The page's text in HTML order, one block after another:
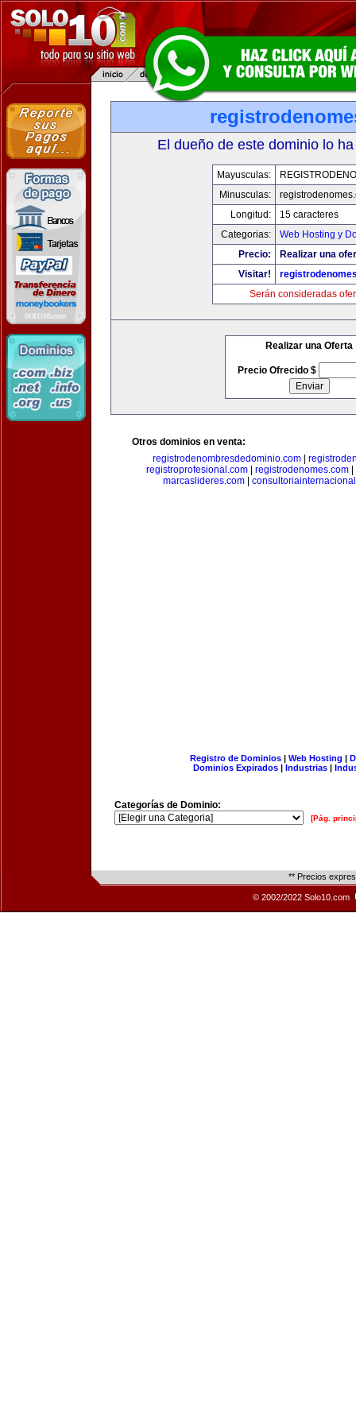
El dueño de este dominio lo
Mayusculas:
Minusculas:
Longitud:
15 caracteres
Categorias:
Web Hosting y
Precio:
Realizar una
Visitar!
Serán consideradas
Realizar una Oferta
Precio Ofrecido $
Otros dominios en venta:
registrodenombresdedominio.com|
registroprofesional.com| registrodenomes.com|
marcaslideres.com
Registro de Dominios| Web Hosting |
Dominios Expirados | Industrias |
Categorías de Dominio:
[Pág.
** Precios
© 2002/2022 Solo10.com